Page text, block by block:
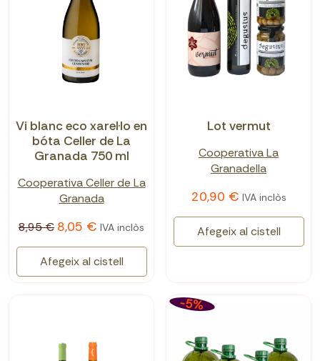
Vi blanc eco xarel·lo en
bóta Celler de La
Granada 750 ml
Cooperativa Celler de La
Granada
8,95 € 8,05 € IVA inclòs
Afegeix al cistell
Lot vermut
Cooperativa La
Granadella
20,90 € IVA inclòs
Afegeix al cistell
-5%